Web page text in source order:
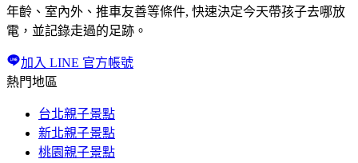
年齡、室內外、推車友善等條件, 快速決定今天帶孩子去哪放
電，並記錄走過的足跡。
加入 LINE 官方帳號
熱門地區
台北親子景點
新北親子景點
桃園親子景點